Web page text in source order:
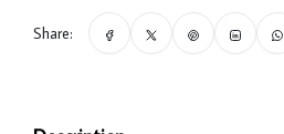
Share: